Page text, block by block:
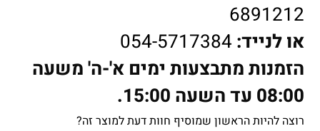
6891212
או לנייד: 054-5717384
הזמנות מתבצעות ימים א'-ה' משעה
08:00 עד השעה 15:00.
רוצה להיות הראשון שמוסיף חוות דעת למוצר זה?